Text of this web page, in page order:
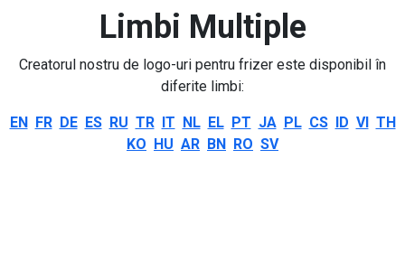
Limbi Multiple
Creatorul nostru de logo-uri pentru frizer este disponibil în
diferite limbi:
EN FR DE ES RU TR IT NL EL PT JA PL CS ID VI TH
KO HU AR BN RO SV